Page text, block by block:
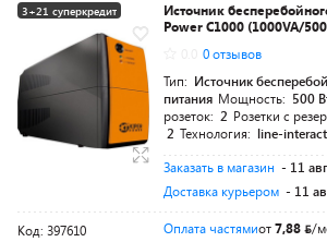
3+21 суперкредит
Разумная цена
Источник
Power C1000 (1000VA/
0 отзывов
Тип: Источник
питания Мощность: 500
розеток: 2 Розетки с
2 Технология: line-
Заказать в магазин - 11
Доставка курьером - 11
Код: 397610 Оплата частямиот7,88
/